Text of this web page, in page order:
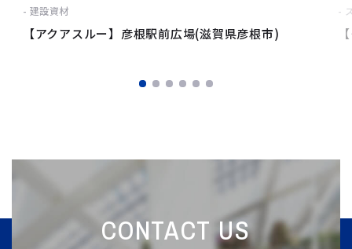
建設資材
【アクアスルー】彦根駅前広場(滋賀県彦根市)
CONTACT US